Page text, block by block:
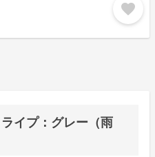
favorite
イプ：グレー（雨